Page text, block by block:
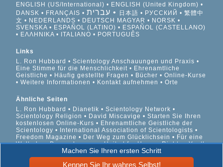
Machen Sie Ihren ersten Schritt
Kennen Sie Ihr wahres Selbst!
ENGLISH (US/International)
ENGLISH (United Kingdom)
DANSK
FRANÇAIS עברית 日本語 РУССКИЙ
繁體中
文
NEDERLANDS DEUTSCH MAGYAR
NORSK
SVENSKA
ESPAÑOL (LATINO)
ESPAÑOL (CASTELLANO)
ΕΛΛΗΝΙΚA
ITALIANO PORTUGUÊS
Links
L. Ron Hubbard
Scientology Anschauungen und Praxis
Eine Stimme für die Menschlichkeit
Ehrenamtliche
Geistliche
Häufig gestellte Fragen Bücher
Online-Kurse
Weitere Informationen
Kontakt aufnehmen Orte
Ähnliche Seiten
L. Ron Hubbard
Dianetik
Scientology Network
Scientology Religion
David Miscavige
Starten Sie Ihren
kostenlosen Online-Kurs
Ehrenamtliche Geistliche der
Scientology
International Association of Scientologists
Freedom Magazine
Der Weg zum Glücklichsein
Für eine
Welt ohne Drogenkonsum
United for Human Rights
Youth
for Human Rights
Citizens Commission on Human Rights